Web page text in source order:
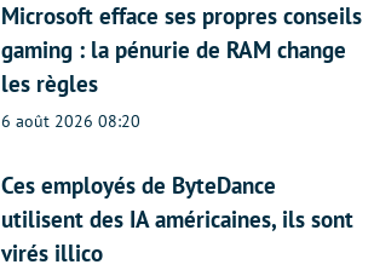
Microsoft efface ses propres conseils
gaming : la pénurie de RAM change
les règles
6 août 2026 08:20
Ces employés de ByteDance
utilisent des IA américaines, ils sont
virés illico